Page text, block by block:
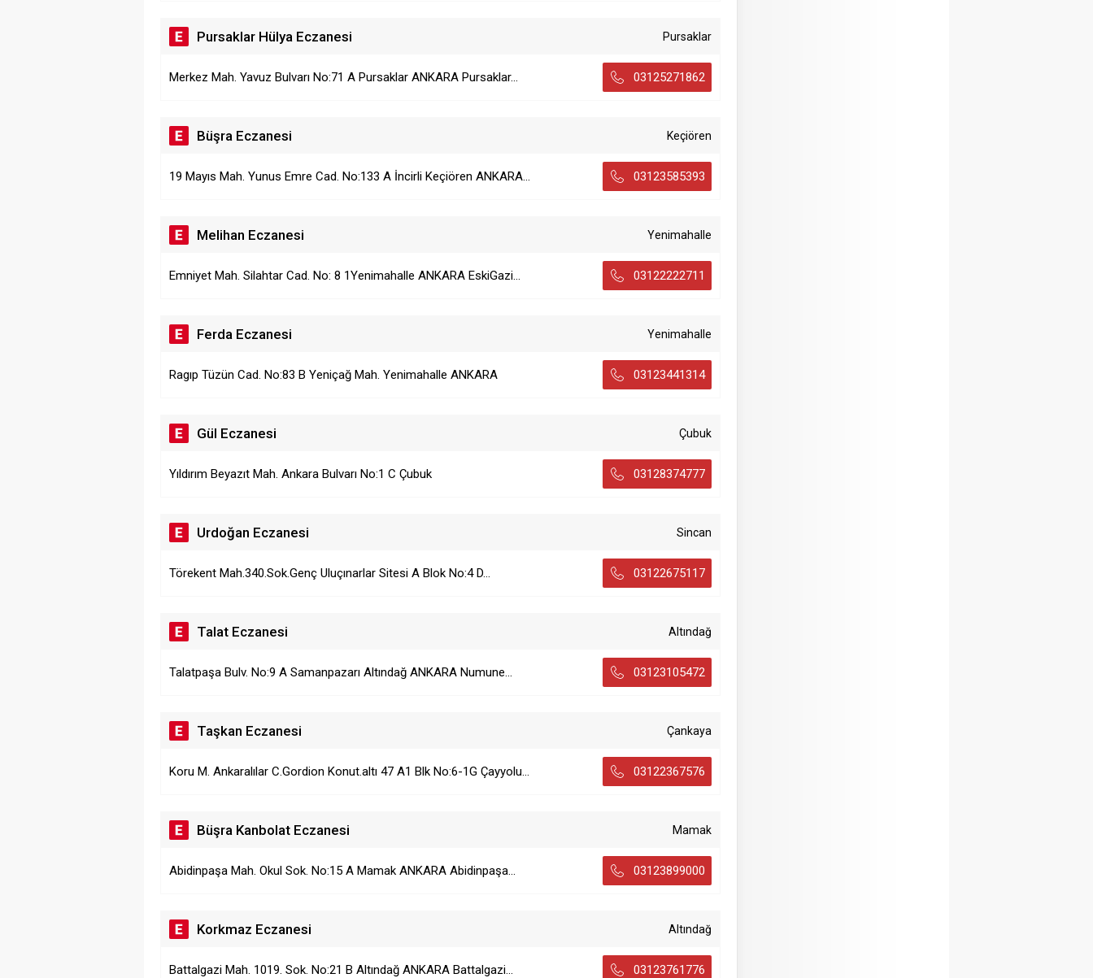
Pursaklar Hülya Eczanesi Pursaklar
Merkez Mah. Yavuz Bulvarı No:71 A Pursaklar ANKARA Pursaklar... 03125271862
Büşra Eczanesi Keçiören
19 Mayıs Mah. Yunus Emre Cad. No:133 A İncirli Keçiören ANKARA... 03123585393
Melihan Eczanesi Yenimahalle
Emniyet Mah. Silahtar Cad. No: 8 1Yenimahalle ANKARA EskiGazi... 03122222711
Ferda Eczanesi Yenimahalle
Ragıp Tüzün Cad. No:83 B Yeniçağ Mah. Yenimahalle ANKARA 03123441314
Gül Eczanesi Çubuk
Yıldırım Beyazıt Mah. Ankara Bulvarı No:1 C Çubuk 03128374777
Urdoğan Eczanesi Sincan
Törekent Mah.340.Sok.Genç Uluçınarlar Sitesi A Blok No:4 D... 03122675117
Talat Eczanesi Altındağ
Talatpaşa Bulv. No:9 A Samanpazarı Altındağ ANKARA Numune... 03123105472
Taşkan Eczanesi Çankaya
Koru M. Ankaralılar C.Gordion Konut.altı 47 A1 Blk No:6-1G Çayyolu... 03122367576
Büşra Kanbolat Eczanesi Mamak
Abidinpaşa Mah. Okul Sok. No:15 A Mamak ANKARA Abidinpaşa... 03123899000
Korkmaz Eczanesi Altındağ
Battalgazi Mah. 1019. Sok. No:21 B Altındağ ANKARA Battalgazi... 03123761776